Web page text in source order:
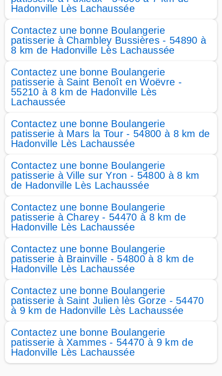
Hadonville Lès Lachaussée
Contactez une bonne Boulangerie
patisserie à Chambley Bussières - 54890 à
8 km de Hadonville Lès Lachaussée
Contactez une bonne Boulangerie
patisserie à Saint Benoît en Woëvre -
55210 à 8 km de Hadonville Lès
Lachaussée
Contactez une bonne Boulangerie
patisserie à Mars la Tour - 54800 à 8 km de
Hadonville Lès Lachaussée
Contactez une bonne Boulangerie
patisserie à Ville sur Yron - 54800 à 8 km
de Hadonville Lès Lachaussée
Contactez une bonne Boulangerie
patisserie à Charey - 54470 à 8 km de
Hadonville Lès Lachaussée
Contactez une bonne Boulangerie
patisserie à Brainville - 54800 à 8 km de
Hadonville Lès Lachaussée
Contactez une bonne Boulangerie
patisserie à Saint Julien lès Gorze - 54470
à 9 km de Hadonville Lès Lachaussée
Contactez une bonne Boulangerie
patisserie à Xammes - 54470 à 9 km de
Hadonville Lès Lachaussée